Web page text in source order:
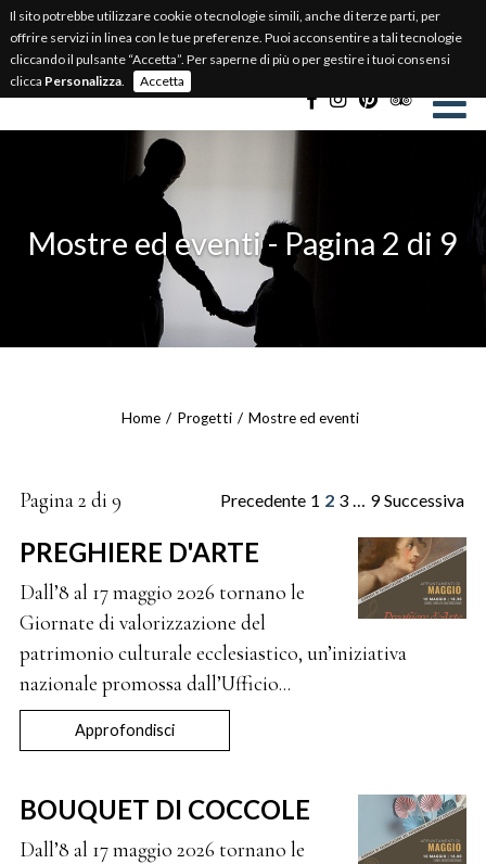
BIGLIETTERIA ONLINE
Select Language
Mostre ed eventi - Pagina 2 di 9
Home Progetti Mostre ed eventi
Pagina 2 di 9 Precedente 1 2 3 … 9 Successiva
PREGHIERE D'ARTE
Dall’8 al 17 maggio 2026 tornano le
Giornate di valorizzazione del
patrimonio culturale ecclesiastico, un’iniziativa
nazionale promossa dall’Ufficio...
Approfondisci
BOUQUET DI COCCOLE
Dall’8 al 17 maggio 2026 tornano le
Il sito potrebbe utilizzare cookie o tecnologie simili, anche di terze parti, per
offrire servizi in linea con le tue preferenze. Puoi acconsentire a tali tecnologie
cliccando il pulsante “Accetta”. Per saperne di più o per gestire i tuoi consensi
clicca Personalizza. Accetta